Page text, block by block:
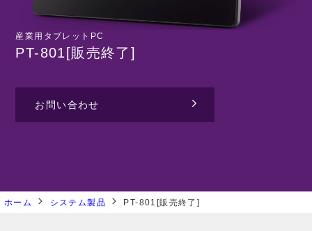
産業用タブレットPC
PT-801[販売終了]
お問い合わせ
ホーム システム製品 PT-801[販売終了]